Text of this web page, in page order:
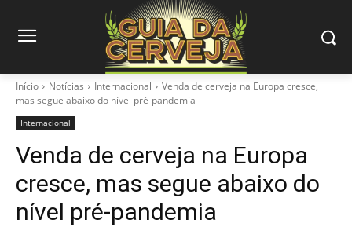
Início Notícias Internacional
Venda de cerveja na Europa cresce,
mas segue abaixo do nível pré-pandemia
Internacional
Venda de cerveja na Europa
cresce, mas segue abaixo do
nível pré-pandemia